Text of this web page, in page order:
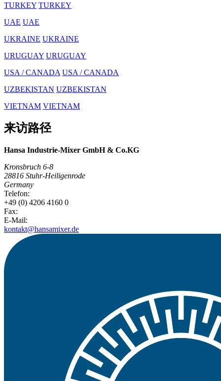
TURKEY TURKEY
UAE UAE
UKRAINE UKRAINE
URUGUAY URUGUAY
USA / CANADA USA / CANADA
UZBEKISTAN UZBEKISTAN
VIETNAM VIETNAM
来访路径
Hansa Industrie-Mixer GmbH & Co.KG
Kronsbruch 6-8
28816 Stuhr-Heiligenrode
Germany
Telefon:
+49 (0) 4206 4160 0
Fax:
E-Mail:
kontakt@hansamixer.de